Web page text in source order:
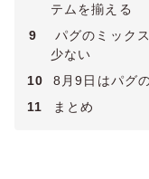
テムを揃える
9
パグのミック
少ない
10
8月9日はパグの
11
まとめ